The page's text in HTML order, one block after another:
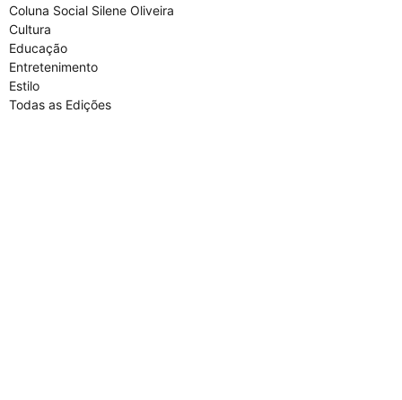
Coluna Social Silene Oliveira
Cultura
Educação
Entretenimento
Estilo
Todas as Edições